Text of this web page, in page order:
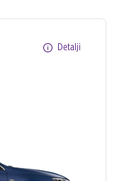
Detalji